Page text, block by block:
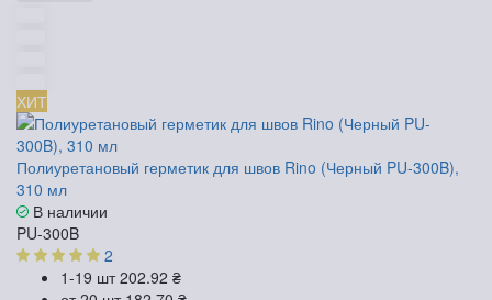
ХИТ
Полиуретановый герметик для швов Rino (Черный PU-300B),
310 мл
В наличии
PU-300B
2
1-19 шт202.92 ₴